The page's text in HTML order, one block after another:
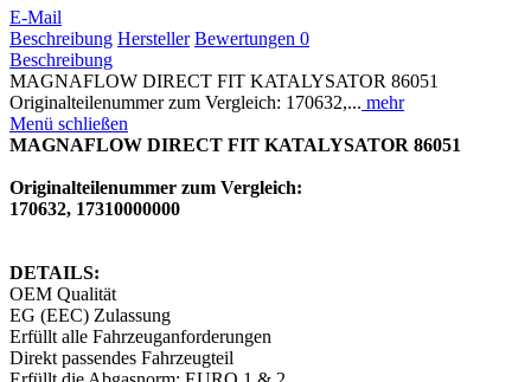
E-Mail
Beschreibung Hersteller Bewertungen 0
Beschreibung
MAGNAFLOW DIRECT FIT KATALYSATOR 86051
Originalteilenummer zum Vergleich: 170632,... mehr
Menü schließen
MAGNAFLOW DIRECT FIT KATALYSATOR 86051
Originalteilenummer zum Vergleich:
170632, 17310000000
DETAILS:
OEM Qualität
EG (EEC) Zulassung
Erfüllt alle Fahrzeuganforderungen
Direkt passendes Fahrzeugteil